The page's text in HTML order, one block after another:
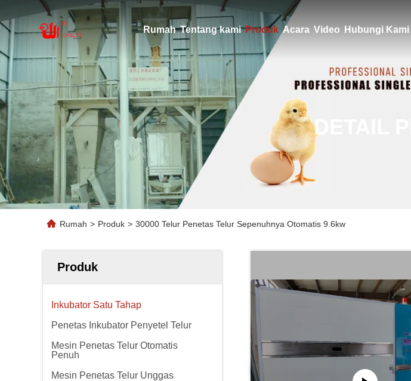
Rumah Tentang kami Produk Acara Video Hubungi Kami
DETAIL
Rumah > Produk > 30000 Telur Penetas Telur Sepenuhnya Otomatis 9.6kw
Produk
Inkubator Satu Tahap
Penetas Inkubator Penyetel Telur
Mesin Penetas Telur Otomatis
Penuh
Mesin Penetas Telur Unggas